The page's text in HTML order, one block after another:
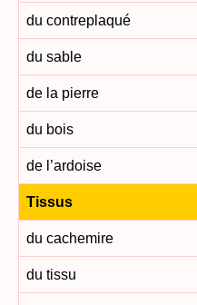
du contreplaqué
du sable
de la pierre
du bois
de l’ardoise
Tissus
du cachemire
du tissu